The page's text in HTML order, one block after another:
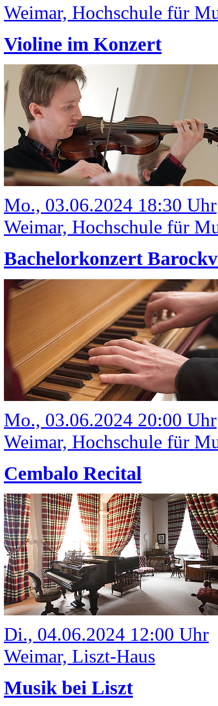
Weimar, Hochschule für
Violine im Konzert
Mo., 03.06.2024 18:30 Uhr
Weimar, Hochschule für
Bachelorkonzert
Mo., 03.06.2024 20:00 Uhr
Weimar, Hochschule für
Cembalo Recital
Di., 04.06.2024 12:00 Uhr
Weimar, Liszt-Haus
Musik bei Liszt